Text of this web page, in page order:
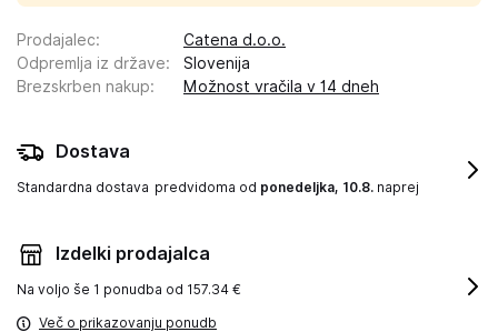
Prodajalec:
Catena d.o.o.
Odpremlja iz države:
Slovenija
Brezskrben nakup: Možnost vračila v 14 dneh
Dostava
Standardna dostava predvidoma od ponedeljka, 10.8. naprej
Izdelki prodajalca
Na voljo še 1 ponudba od 157.34 €
Več o prikazovanju ponudb